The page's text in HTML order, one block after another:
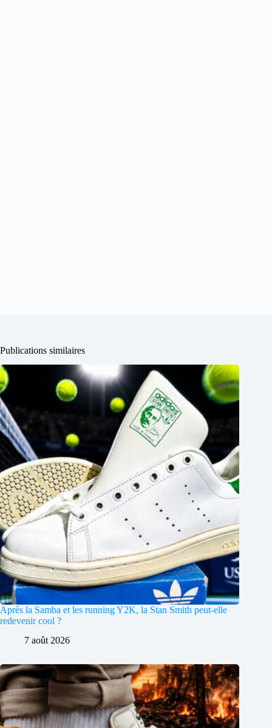
Publications similaires
Après la Samba et les running Y2K, la Stan Smith peut-elle
redevenir cool ?
7 août 2026